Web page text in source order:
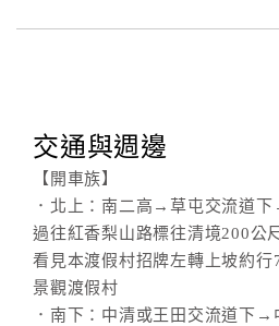
交通與週邊
【開車族】
．北上：南二高→草屯交流道
過往紅香梨山路標往清境200公
看見本渡假村招牌左轉上坡約
景觀渡假村
．南下：中清或王田交流道下